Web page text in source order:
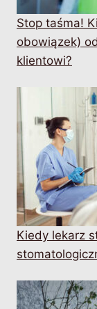
Stop taśma!
obowiązek)
klientowi?
Kiedy lekarz